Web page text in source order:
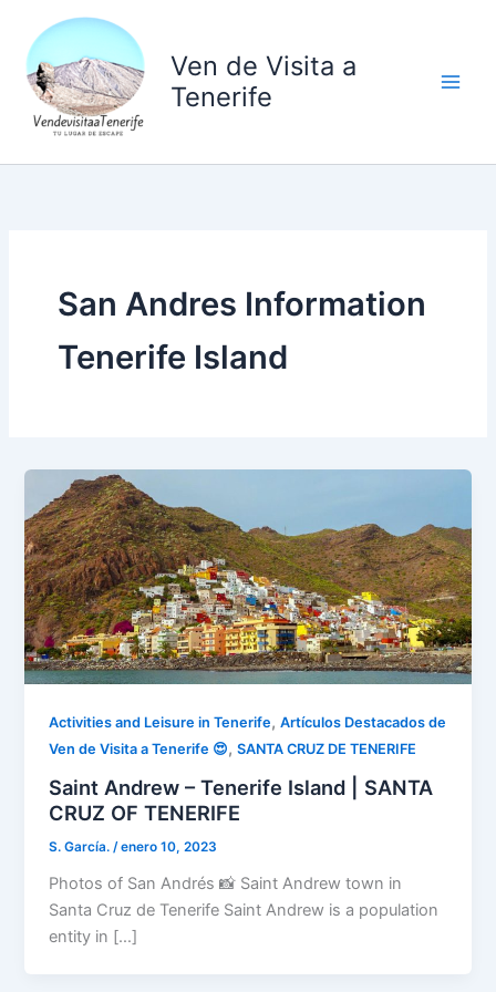
contenido
Ven de Visita a
Tenerife
San Andres Information
Tenerife Island
Activities and Leisure in Tenerife,Artículos Destacados de
Ven de Visita a Tenerife 😍,SANTA CRUZ DE TENERIFE
Saint Andrew – Tenerife Island | SANTA
CRUZ OF TENERIFE
S. García./enero 10, 2023
Photos of San Andrés 📸 Saint Andrew town in
Santa Cruz de Tenerife Saint Andrew is a population
entity in […]